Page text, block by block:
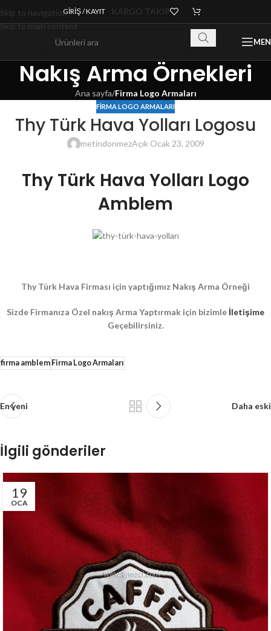
Skip to navigation
Skip to main content
GIRIŞ / KAYIT KARGO TAKİP
Nakış Arma Örnekleri
Ana sayfa/Firma Logo Armaları
FIRMA LOGO ARMALARI
Thy Türk Hava Yolları Logosu
metindonmezAçık Ocak 23, 2009
Thy Türk Hava Yolları Logo
Amblem
Thy Türk Hava Firması için yaptığımız Nakış Arma Örneği
Sizde Firmanıza Özel nakış Arma Yaptırmak için bizimle İletişime
Geçebilirsiniz.
firma amblemFirma Logo Armaları
En yeni Daha eski
İlgili gönderiler
19
OCA